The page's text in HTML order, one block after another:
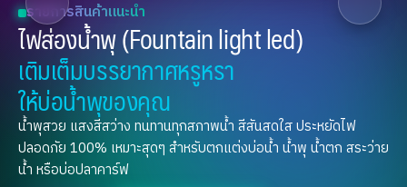
รายการสินค้าแนะนำ
ไฟส่องน้ำพุ (Fountain light led)
เติมเต็มบรรยากาศหรูหรา
ให้บ่อน้ำพุของคุณ
น้ำพุสวย แสงสีสว่าง ทนทานทุกสภาพน้ำ สีสันสดใส ประหยัดไฟ
ปลอดภัย 100% เหมาะสุดๆ สำหรับตกแต่งบ่อน้ำ น้ำพุ น้ำตก สระว่าย
น้ำ หรือบ่อปลาคาร์ฟ